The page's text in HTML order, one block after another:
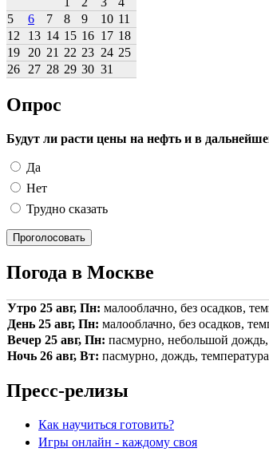
5
6 7 8 9 10 11
12
13 14 15 16 17 18
19
20 21 22 23 24 25
26
27 28 29 30 31
Опрос
Будут ли расти цены на нефть и в
Да
Нет
Трудно сказать
Погода в Москве
Утро 25 авг, Пн: малооблачно, без осадков,
День 25 авг, Пн: малооблачно, без осадков,
Вечер 25 авг, Пн: пасмурно, небольшой
Ночь 26 авг, Вт: пасмурно, дождь,
Пресс-релизы
Как научиться готовить?
Игры онлайн - каждому своя